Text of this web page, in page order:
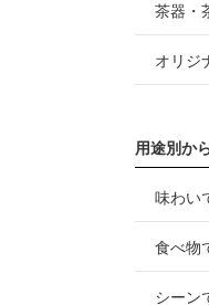
茶器・
オリジ
用途別か
味わい
食べ物
シーン